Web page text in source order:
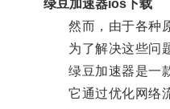
绿豆加速器ios下载
然而，由于各种原
为了解决这些问题
绿豆加速器是一款
它通过优化网络流